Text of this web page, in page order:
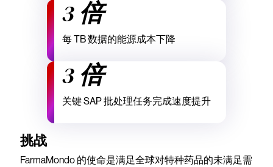
3 倍
每 TB 数据的能源成本下降
3 倍
关键 SAP 批处理任务完成速度提升
挑战
FarmaMondo 的使命是满足全球对特种药品的未满足需